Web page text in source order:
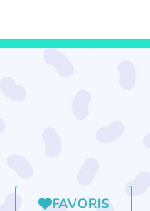
FAVORIS